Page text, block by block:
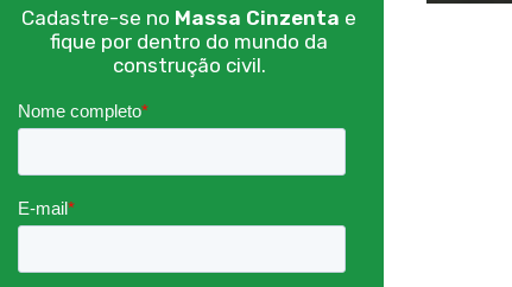
Cadastre-se no Massa Cinzenta e
fique por dentro do mundo da
construção civil.